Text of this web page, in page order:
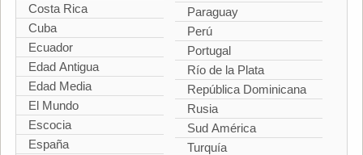
Costa Rica
Cuba
Ecuador
Edad Antigua
Edad Media
El Mundo
Escocia
España
Paraguay
Perú
Portugal
Río de la Plata
República Dominicana
Rusia
Sud América
Turquía